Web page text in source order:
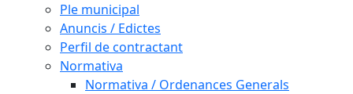
Ple municipal
Anuncis / Edictes
Perfil de contractant
Normativa
Normativa / Ordenances Generals